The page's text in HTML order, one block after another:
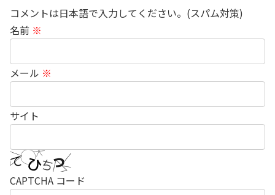
コメントは日本語で入力してください。(スパム対策)
名前 ※
メール ※
サイト
CAPTCHA コード